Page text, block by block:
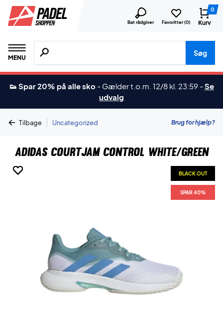
Bat rådgiver Favoritter (0)
0
Kurv
MENU
Søg efter produkter, mærker etc.
Søg
👟 Spar 20% på alle sko - Gælder t.o.m. 12/8 kl. 23:59 -Se
udvalg
Tilbage | Uncategorized Brug for hjælp?
Adidas CourtJam Control White/Green
BLACK OUT
SPAR 40%
BLACK OUT
SPAR 40%
BLACK OUT
SPAR 40%
BLACK OUT
SPAR 40%